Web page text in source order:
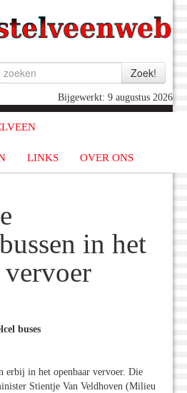
Bijgewerkt: 9 augustus 2026
LINKS OVER ONS
in het
vervoer
buses
erbij in het openbaar vervoer. Die
Stientje Van Veldhoven (Milieu